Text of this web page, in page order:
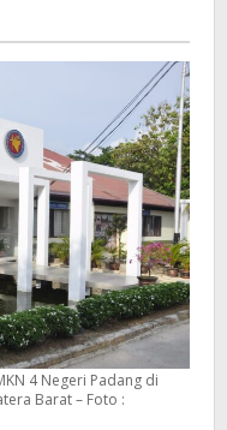
4 Negeri Padang di
Barat – Foto :